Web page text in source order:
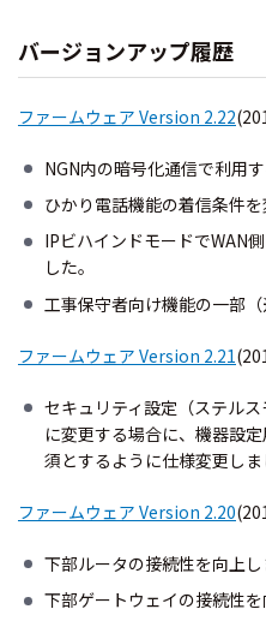
バージョンアップ履歴
ファームウェア Version 2.22
NGN内の暗号化通信で利用
ひかり電話機能の着信条件を
IPビハインドモードでWAN
した。
工事保守者向け機能の一部
ファームウェア Version 2.21
セキュリティ設定（ステル
に変更する場合に、機器設
須とするように仕様変更しま
ファームウェア Version 2.20
下部ルータの接続性を向上
下部ゲートウェイの接続性